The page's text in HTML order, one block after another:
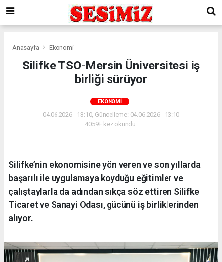
Anasayfa Ekonomi
Silifke TSO-Mersin Üniversitesi iş
birliği sürüyor
EKONOMI
04.06.2026 - 13:10, Güncelleme: 04.06.2026 - 13:10
4059+ kez okundu.
Silifke’nin ekonomisine yön veren ve son yıllarda
başarılı ile uygulamaya koyduğu eğitimler ve
çalıştaylarla da adından sıkça söz ettiren Silifke
Ticaret ve Sanayi Odası, gücünü iş birliklerinden
alıyor.